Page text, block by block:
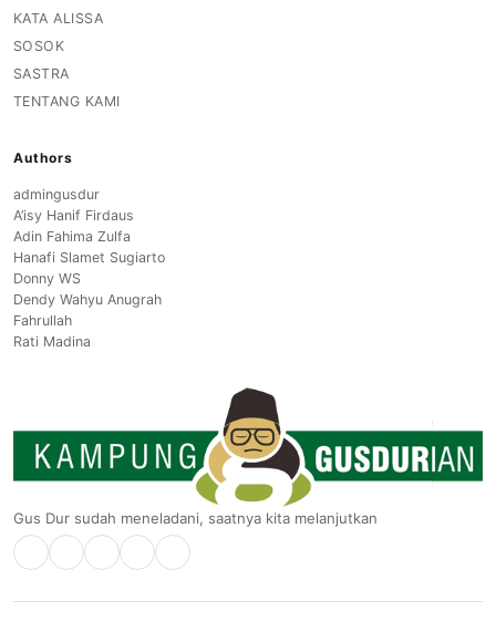
KATA ALISSA
SOSOK
SASTRA
TENTANG KAMI
Authors
admingusdur
A’isy Hanif Firdaus
Adin Fahima Zulfa
Hanafi Slamet Sugiarto
Donny WS
Dendy Wahyu Anugrah
Fahrullah
Rati Madina
Gus Dur sudah meneladani, saatnya kita melanjutkan